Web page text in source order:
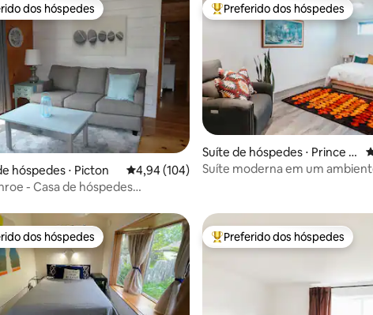
média de 5, 175 avaliações
dos hóspedes
dos hóspedes
hóspedes ⋅ Picton 4,94 de uma avaliação média de 5, 104
4,94 (104)
- Casa de hóspedes
Entre os melhores preferidos
Preferido dos hóspedes
Suíte de hóspedes ⋅ Prince E
dward
Suíte moderna em um
dos hóspedes
dos hóspedes Entre os melhores preferidos
Preferido dos hóspedes